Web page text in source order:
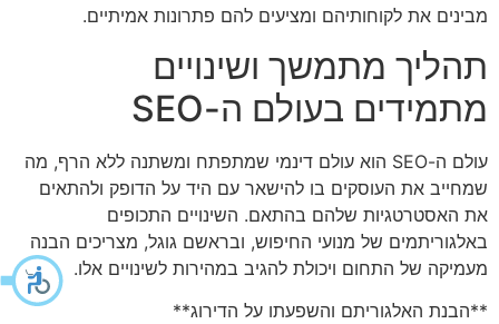
מבינים את לקוחותיהם ומציעים להם פתרונות אמיתיים.
תהליך מתמשך ושינויים
מתמידים בעולם ה-SEO
עולם ה-SEO הוא עולם דינמי שמתפתח ומשתנה ללא הרף, מה
שמחייב את העוסקים בו להישאר עם היד על הדופק ולהתאים
את האסטרטגיות שלהם בהתאם. השינויים התכופים
באלגוריתמים של מנועי החיפוש, ובראשם גוגל, מצריכים הבנה
מעמיקה של התחום ויכולת להגיב במהירות לשינויים אלו.
**הבנת האלגוריתם והשפעתו על הדירוג**